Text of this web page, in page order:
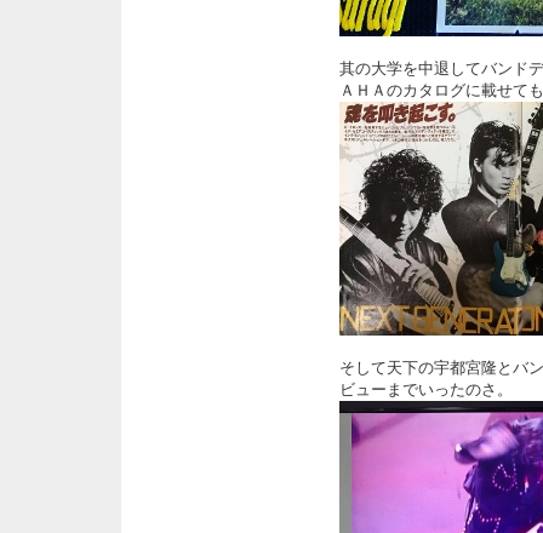
其の大学を中退してバン
ＡＨＡのカタログに載せて
そして天下の宇都宮隆とバ
ビューまでいったのさ。